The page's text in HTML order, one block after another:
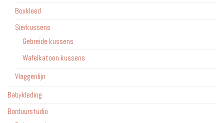
Boxkleed
Sierkussens
Gebreide kussens
Wafelkatoen kussens
Vlaggenlijn
Babykleding
Borduurstudio